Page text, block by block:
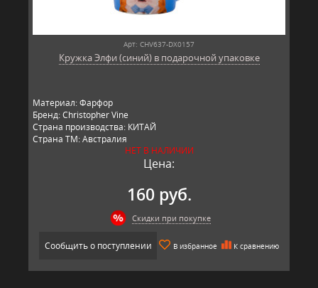
Арт: CHV637-DX0157
Кружка Элфи (синий) в подарочной упаковке
Материал: Фарфор
Бренд: Christopher Vine
Страна производства: КИТАЙ
Страна ТМ: Австралия
НЕТ В НАЛИЧИИ
Цена:
160 руб.
Скидки при покупке
Сообщить о поступлении В избранное К сравнению